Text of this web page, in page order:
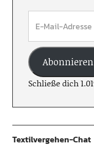
Abonnieren
Schließe dich
Textilvergehen-Chat